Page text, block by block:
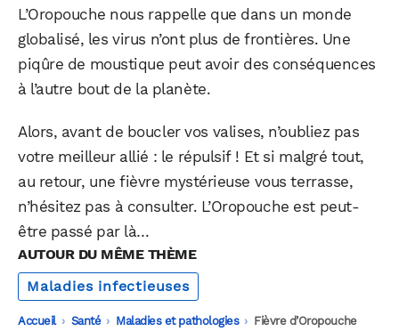
L’Oropouche nous rappelle que dans un monde
globalisé, les virus n’ont plus de frontières. Une
piqûre de moustique peut avoir des conséquences
à l’autre bout de la planète.
Alors, avant de boucler vos valises, n’oubliez pas
votre meilleur allié : le répulsif ! Et si malgré tout,
au retour, une fièvre mystérieuse vous terrasse,
n’hésitez pas à consulter. L’Oropouche est peut-
être passé par là…
AUTOUR DU MÊME THÈME
Maladies infectieuses
Accueil -
Santé -
Maladies et pathologies -
Fièvre d’Oropouche